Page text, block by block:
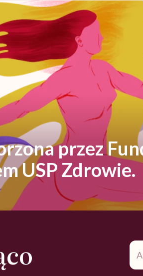
przez
USP Zdrowie.
mail